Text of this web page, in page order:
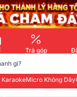
Trả góp
gì?
KaraokeMicro Không Dây